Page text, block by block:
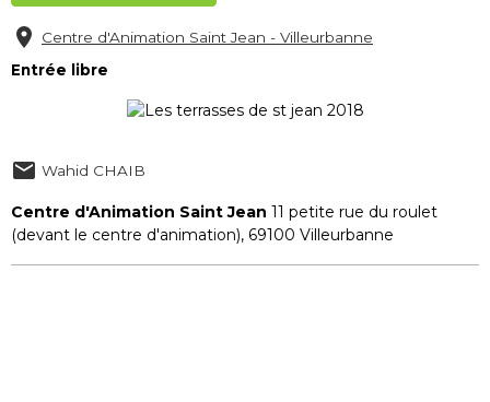
Centre d'Animation Saint Jean - Villeurbanne
Entrée libre
Wahid CHAIB
Centre d'Animation Saint Jean 11 petite rue du roulet
(devant le centre d'animation), 69100 Villeurbanne